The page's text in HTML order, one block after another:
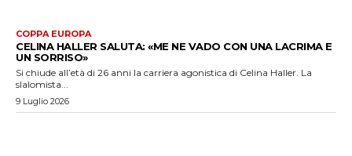
COPPA EUROPA
CELINA HALLER SALUTA: «ME NE VADO CON UNA LACRIMA E
UN SORRISO»
Si chiude all’età di 26 anni la carriera agonistica di Celina Haller. La
slalomista...
9 Luglio 2026